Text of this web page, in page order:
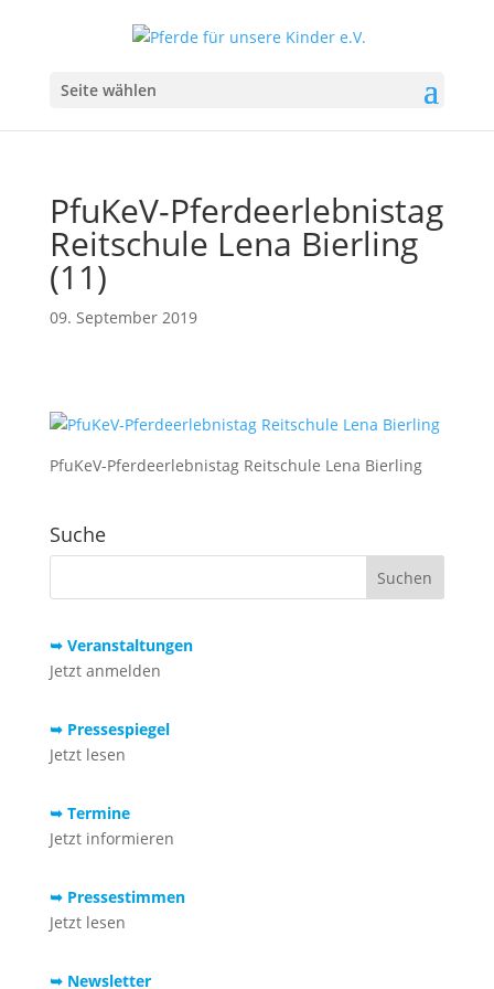
Seite wählen
PfuKeV-Pferdeerlebnistag
Reitschule Lena Bierling
(11)
09. September 2019
PfuKeV-Pferdeerlebnistag Reitschule Lena Bierling
Suche
➥ Veranstaltungen
Jetzt anmelden
➥ Pressespiegel
Jetzt lesen
➥ Termine
Jetzt informieren
➥ Pressestimmen
Jetzt lesen
➥ Newsletter